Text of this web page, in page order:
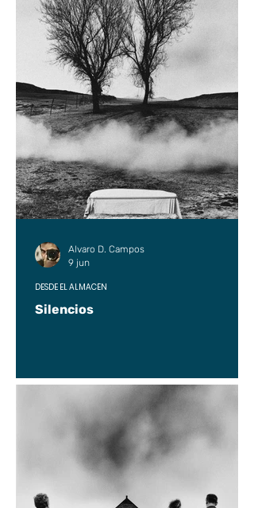
Silencios
DESDE EL ALMACÉN
Alvaro D. Campos
9 jun